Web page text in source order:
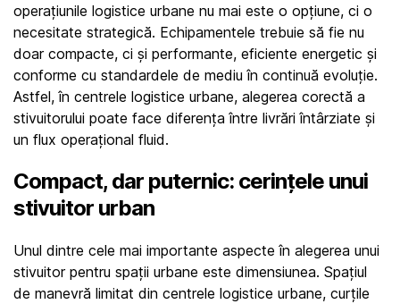
operațiunile logistice urbane nu mai este o opțiune, ci o
necesitate strategică. Echipamentele trebuie să fie nu
doar compacte, ci și performante, eficiente energetic și
conforme cu standardele de mediu în continuă evoluție.
Astfel, în centrele logistice urbane, alegerea corectă a
stivuitorului poate face diferența între livrări întârziate și
un flux operațional fluid.
Compact, dar puternic: cerințele unui
stivuitor urban
Unul dintre cele mai importante aspecte în alegerea unui
stivuitor pentru spații urbane este dimensiunea. Spațiul
de manevră limitat din centrele logistice urbane, curțile